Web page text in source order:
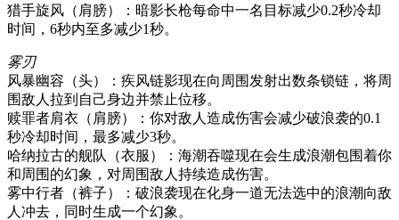
猎手旋风（肩膀）：暗影长枪每命中一名目标减少0.2秒冷却
时间，6秒内至多减少1秒。
雾刃
风暴幽容（头）：疾风链影现在向周围发射出数条锁链，将周
围敌人拉到自己身边并禁止位移。
赎罪者肩衣（肩膀）：你对敌人造成伤害会减少破浪袭的0.1
秒冷却时间，最多减少3秒。
哈纳拉古的舰队（衣服）：海潮吞噬现在会生成浪潮包围着你
和周围的幻象，对周围敌人持续造成伤害。
雾中行者（裤子）：破浪袭现在化身一道无法选中的浪潮向敌
人冲去，同时生成一个幻象。